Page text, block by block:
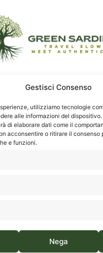
Gestisci Consenso
utilizziamo tecnologie
alle informazioni del
di elaborare dati come il
acconsentire o ritirare il
e funzioni.
Nega
de
Sardinia es una marca